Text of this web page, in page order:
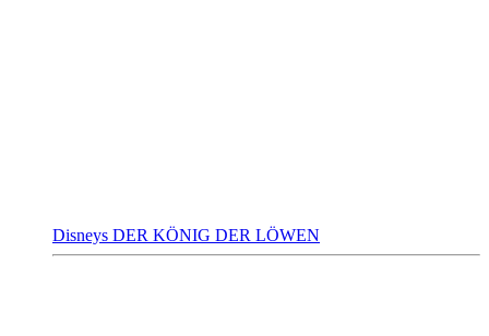
Disneys DER KÖNIG DER LÖWEN